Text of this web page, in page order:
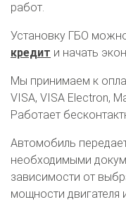
работ.
Установку ГБО
кредит и начать
Мы принимаем к
VISA, VISA Electron,
Работает
Автомобиль
необходимыми
зависимости от
мощности двигателя